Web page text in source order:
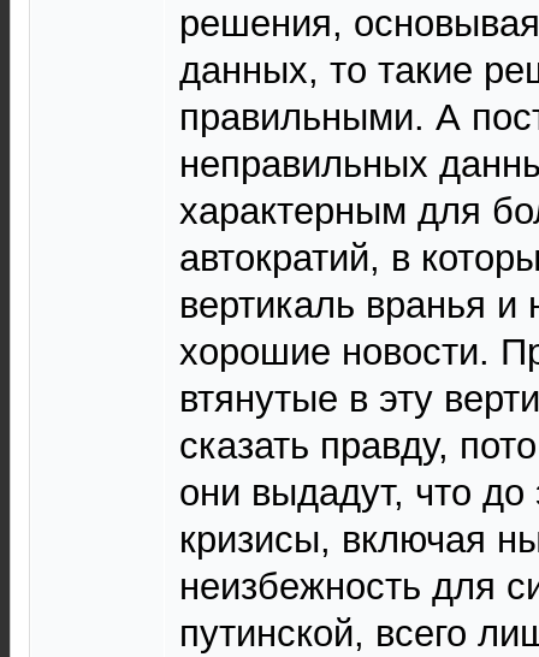
решения,
данных, то такие
правильными. А
неправильных
характерным для
автократий, в
вертикаль вранья
хорошие новости.
втянутые в эту
сказать правду,
они выдадут, что до
кризисы, включая
неизбежность для
путинской, всего